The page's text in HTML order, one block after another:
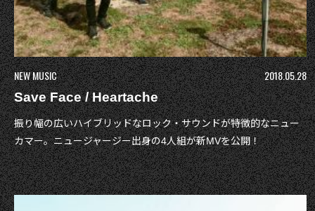
NEW MUSIC
2018.05.28
Save Face / Heartache
振り幅の広いハイブリッドなロック・サウンドが特徴的なニュー
カマー。ニュージャージー出身の4人組が新MVを公開！